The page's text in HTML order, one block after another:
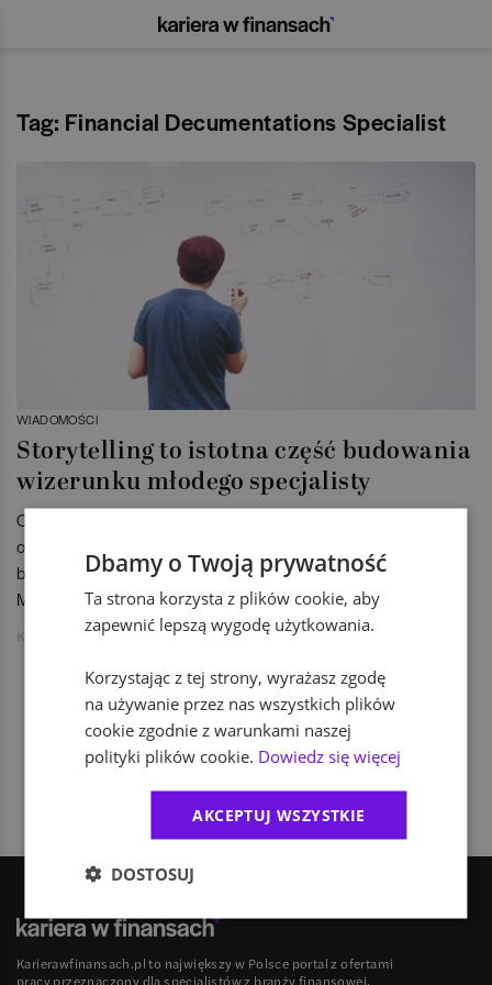
Tag: Financial Decumentations Specialist
WIADOMOŚCI
Storytelling to istotna część budowania
wizerunku młodego specjalisty
O planach rekrutacyjnych na 2018 rok w Thomson Reuters
oraz o tym, jak pokolenie Instagrama i Snapchata może
budować swój wizerunek w "realu" rozmawiamy z Karoliną
Majowicz-Prager, Talent Acquisition Managerem.
Karolina Zdunowska
1
Karierawfinansach.pl to największy w Polsce portal z ofertami
Dbamy o Twoją prywatność
Ta strona korzysta z plików cookie, aby
zapewnić lepszą wygodę użytkowania.
Korzystając z tej strony, wyrażasz zgodę
na używanie przez nas wszystkich plików
cookie zgodnie z warunkami naszej
polityki plików cookie. Dowiedz się więcej
AKCEPTUJ WSZYSTKIE
DOSTOSUJ